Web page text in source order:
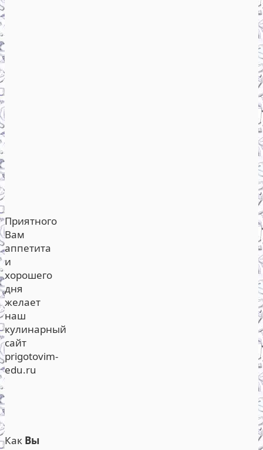
Приятного
Вам
аппетита
и
хорошего
дня
желает
наш
кулинарный
сайт
prigotovim-
edu.ru
Как Вы